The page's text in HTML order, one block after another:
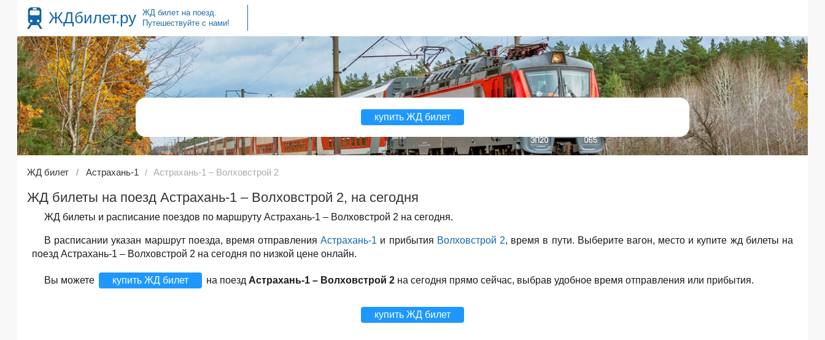
ЖДбилет.ру
ЖД билет на поезд.
Путешествуйте с нами!
купить ЖД билет
ЖД билет Астрахань-1 Астрахань-1 – Волховстрой 2
ЖД билеты на поезд Астрахань-1 – Волховстрой 2, на сегодня
ЖД билеты и расписание поездов по маршруту Астрахань-1 – Волховстрой 2 на сегодня.
В расписании указан маршрут поезда, время отправленияАстрахань-1 и прибытия Волховстрой 2, время в пути. Выберите вагон, место и купите жд билеты на
поезд Астрахань-1 – Волховстрой 2 на сегодня по низкой цене онлайн.
Вы можете купить ЖД билет на поезд Астрахань-1 – Волховстрой 2 на сегодня прямо сейчас, выбрав удобное время отправления или прибытия.
купить ЖД билет